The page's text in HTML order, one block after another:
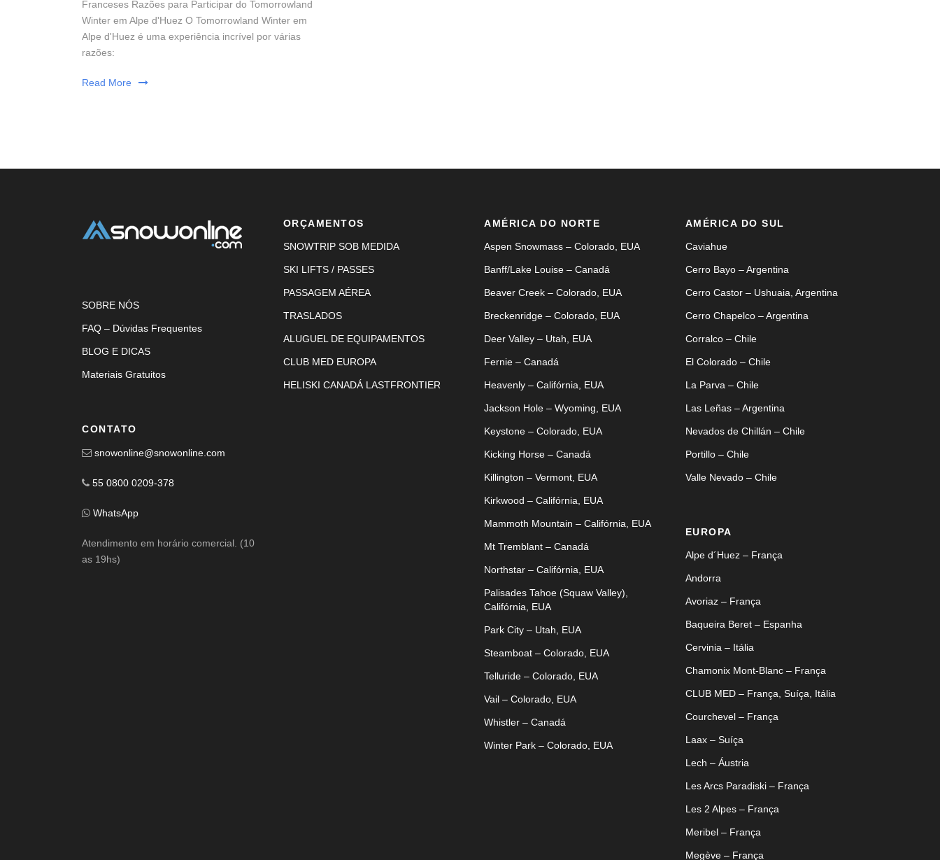
Franceses Razões para Participar do Tomorrowland
Winter em Alpe d'Huez O Tomorrowland Winter em
Alpe d'Huez é uma experiência incrível por várias
razões:
Read More
SOBRE NÓS
FAQ – Dúvidas Frequentes
BLOG E DICAS
Materiais Gratuitos
CONTATO
snowonline@snowonline.com
55 0800 0209-378
WhatsApp
Atendimento em horário comercial. (10
as 19hs)
ORÇAMENTOS
SNOWTRIP SOB MEDIDA
SKI LIFTS / PASSES
PASSAGEM AÉREA
TRASLADOS
ALUGUEL DE EQUIPAMENTOS
CLUB MED EUROPA
HELISKI CANADÁ LASTFRONTIER
AMÉRICA DO NORTE
Aspen Snowmass – Colorado, EUA
Banff/Lake Louise – Canadá
Beaver Creek – Colorado, EUA
Breckenridge – Colorado, EUA
Deer Valley – Utah, EUA
Fernie – Canadá
Heavenly – Califórnia, EUA
Jackson Hole – Wyoming, EUA
Keystone – Colorado, EUA
Kicking Horse – Canadá
Killington – Vermont, EUA
Kirkwood – Califórnia, EUA
Mammoth Mountain – Califórnia, EUA
Mt Tremblant – Canadá
Northstar – Califórnia, EUA
Palisades Tahoe (Squaw Valley),
Califórnia, EUA
Park City – Utah, EUA
Steamboat – Colorado, EUA
Telluride – Colorado, EUA
Vail – Colorado, EUA
Whistler – Canadá
Winter Park – Colorado, EUA
AMÉRICA DO SUL
Caviahue
Cerro Bayo – Argentina
Cerro Castor – Ushuaia, Argentina
Cerro Chapelco – Argentina
Corralco – Chile
El Colorado – Chile
La Parva – Chile
Las Leñas – Argentina
Nevados de Chillán – Chile
Portillo – Chile
Valle Nevado – Chile
EUROPA
Alpe d´Huez – França
Andorra
Avoriaz – França
Baqueira Beret – Espanha
Cervinia – Itália
Chamonix Mont-Blanc – França
CLUB MED – França, Suíça, Itália
Courchevel – França
Laax – Suíça
Lech – Áustria
Les Arcs Paradiski – França
Les 2 Alpes – França
Meribel – França
Megève – França